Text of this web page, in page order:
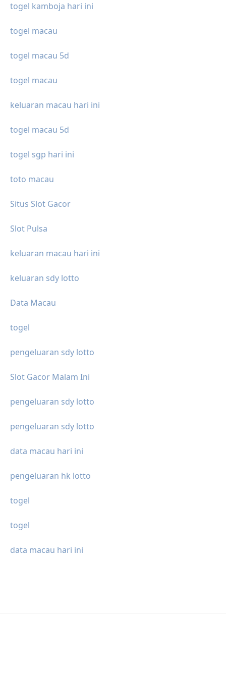
togel kamboja hari ini
togel macau
togel macau 5d
togel macau
keluaran macau hari ini
togel macau 5d
togel sgp hari ini
toto macau
Situs Slot Gacor
Slot Pulsa
keluaran macau hari ini
keluaran sdy lotto
Data Macau
togel
pengeluaran sdy lotto
Slot Gacor Malam Ini
pengeluaran sdy lotto
pengeluaran sdy lotto
data macau hari ini
pengeluaran hk lotto
togel
togel
data macau hari ini